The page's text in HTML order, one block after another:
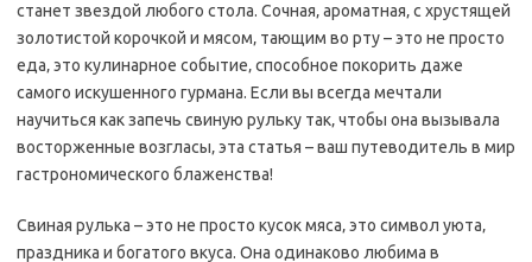
станет звездой любого стола. Сочная‚ ароматная‚ с хрустящей
золотистой корочкой и мясом‚ тающим во рту – это не просто
еда‚ это кулинарное событие‚ способное покорить даже
самого искушенного гурмана. Если вы всегда мечтали
научиться как запечь свиную рульку так‚ чтобы она вызывала
восторженные возгласы‚ эта статья – ваш путеводитель в мир
гастрономического блаженства!
Свиная рулька – это не просто кусок мяса‚ это символ уюта‚
праздника и богатого вкуса. Она одинаково любима в